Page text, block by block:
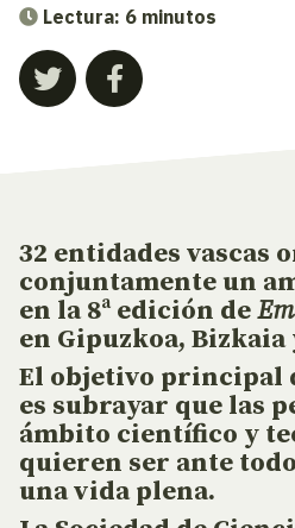
Lectura: 6 minutos
32 entidades vascas
conjuntamente un
en la 8ª edición de
en Gipuzkoa, Bizkaia
El objetivo principal
es subrayar que las
ámbito científico y
quieren ser ante
una vida plena.